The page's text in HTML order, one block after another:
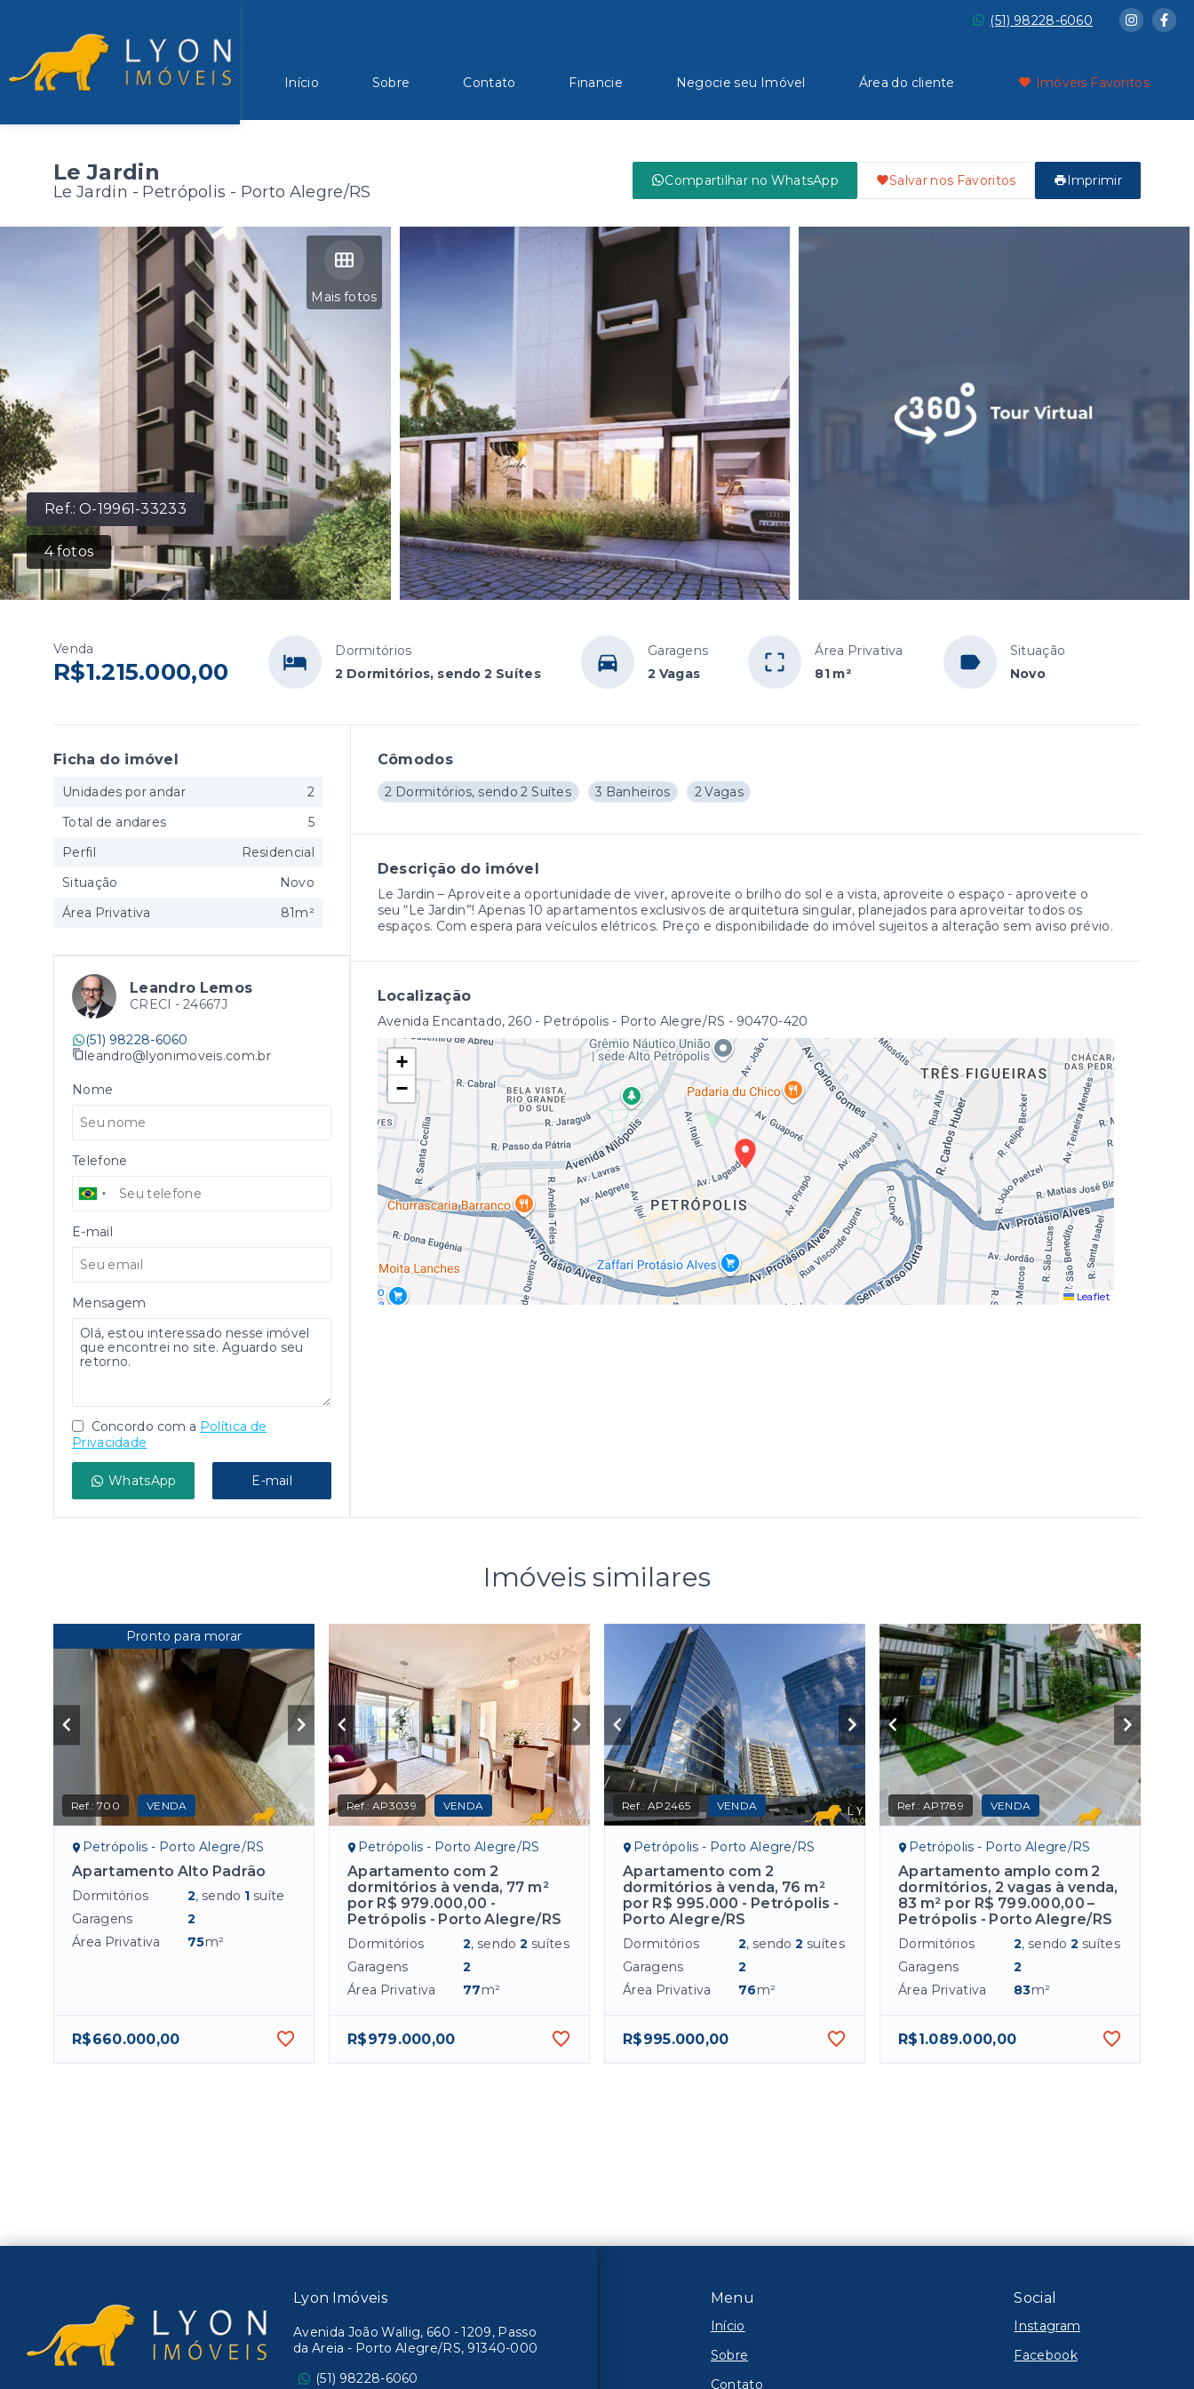
(51) 98228-6060
Início Sobre Contato Financie Negocie seu Imóvel Área do cliente Imóveis Favoritos
Le Jardin
Le Jardin - Petrópolis - Porto Alegre/RS
Compartilhar no WhatsApp Salvar nos Favoritos Imprimir
Ref.:O-19961-33233
4fotos
Mais fotos
Venda
R$1.215.000,00
Dormitórios
2 Dormitórios, sendo 2 Suítes
Garagens
2 Vagas
Área Privativa
81 m²
Situação
Novo
Cômodos
2 Dormitórios, sendo 2 Suítes 3 Banheiros 2 Vagas
Descrição do imóvel
Le Jardin – Aproveite a oportunidade de viver, aproveite o brilho do sol e a vista, aproveite o espaço - aproveite o
seu “Le Jardin”! Apenas 10 apartamentos exclusivos de arquitetura singular, planejados para aproveitar todos os
espaços. Com espera para veículos elétricos. Preço e disponibilidade do imóvel sujeitos a alteração sem aviso prévio.
Localização
Avenida Encantado, 260 - Petrópolis - Porto Alegre/RS - 90470-420
+
−
Leaflet
Ficha do imóvel
Unidades por andar
2
Total de andares
5
Perfil
Residencial
Situação
Novo
Área Privativa
81m²
Leandro Lemos
CRECI - 24667J
(51) 98228-6060
leandro@lyonimoveis.com.br
Nome
Telefone
E-mail
Mensagem
Concordo com a Política de
Privacidade
WhatsApp E-mail
Imóveis similares
Pronto para morar
Ref.:700 VENDA
Petrópolis - Porto Alegre/RS
Apartamento Alto Padrão
Dormitórios 2, sendo 1 suíte
Garagens
2
Área Privativa
75m²
R$660.000,00
Ref.:AP3039 VENDA
Petrópolis - Porto Alegre/RS
Apartamento com 2
dormitórios à venda, 77 m²
por R$ 979.000,00 -
Petrópolis - Porto Alegre/RS
Dormitórios 2, sendo2 suítes
Garagens
2
Área Privativa
77m²
R$979.000,00
Ref.:AP2465 VENDA
Petrópolis - Porto Alegre/RS
Apartamento com 2
dormitórios à venda, 76 m²
por R$ 995.000 - Petrópolis -
Porto Alegre/RS
Dormitórios 2, sendo2 suítes
Garagens
2
Área Privativa
76m²
R$995.000,00
Ref.:AP1789 VENDA
Petrópolis - Porto Alegre/RS
Apartamento amplo com 2
dormitórios, 2 vagas à venda,
83 m² por R$ 799.000,00 –
Petrópolis - Porto Alegre/RS
Dormitórios 2, sendo2 suítes
Garagens
2
Área Privativa
83m²
R$1.089.000,00
Menu
Início
Sobre
Contato
Social
Instagram
Facebook
Lyon Imóveis
Avenida João Wallig, 660 - 1209, Passo
da Areia - Porto Alegre/RS, 91340-000
(51) 98228-6060